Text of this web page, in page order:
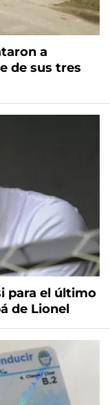
a
de sus tres
para el último
de Lionel